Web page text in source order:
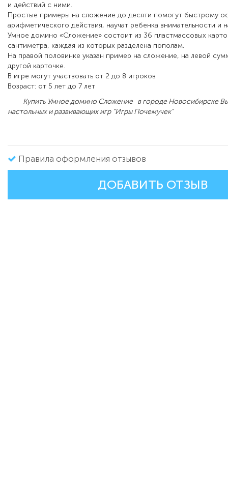
и действий с ними.
Простые примеры на сложение до десяти помогут быстрому
арифметического действия, научат ребенка внимательности и
Умное домино «Сложение» состоит из 36 пластмассовых
сантиметра, каждая из которых разделена пополам.
На правой половинке указан пример на сложение, на левой
другой карточке.
В игре могут участвовать от 2 до 8 игроков
Возраст: от 5 лет до 7 лет
Купить Умное домино Сложение в городе Новосибирске Вы
настольных и развивающих игр "Игры Почемучек"
Правила оформления отзывов
ДОБАВИТЬ ОТЗЫВ